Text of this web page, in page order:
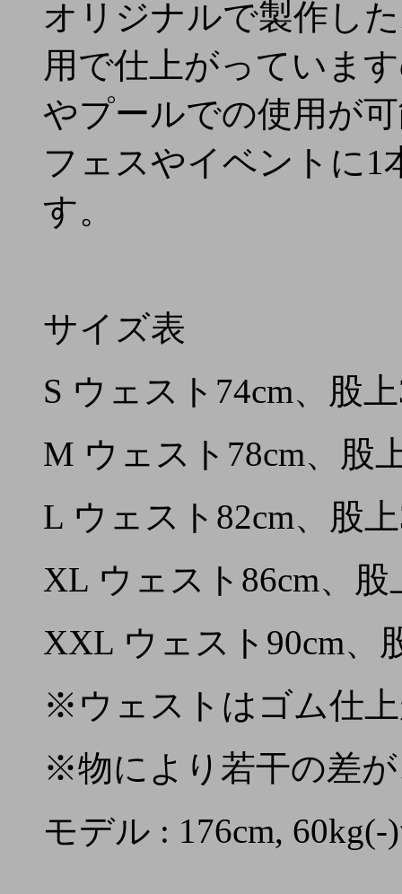
オリジナルで製作し
用で仕上がっていま
やプールでの使用が
フェスやイベントに1
す。
サイズ表
S ウェスト74cm、股
M ウェスト78cm、股
L ウェスト82cm、股
XL ウェスト86cm、股
XXL ウェスト90cm、
※ウェストはゴム仕
※物により若干の差
モデル : 176cm,